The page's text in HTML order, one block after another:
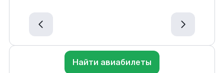
Найти авиабилеты